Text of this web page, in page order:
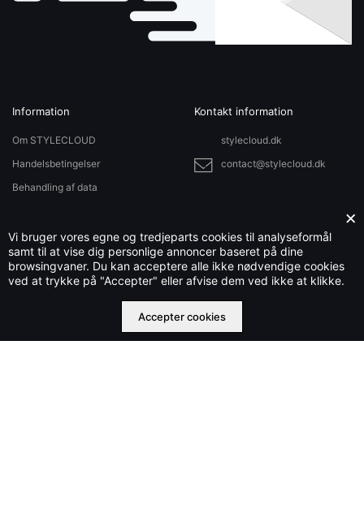
Stylecloud.dk ejes og drives af Che IT Group OÜ nr. 16569877
©2023 stylecloud.dk | All rights reserved
Information
Om STYLECLOUD
Handelsbetingelser
Behandling af data
Kontakt information
stylecloud.dk
contact@stylecloud.dk
×
Vi bruger vores egne og tredjeparts cookies til analyseformål
samt til at vise dig personlige annoncer baseret på dine
browsingvaner. Du kan acceptere alle ikke nødvendige cookies
ved at trykke på "Accepter" eller afvise dem ved ikke at klikke.
Accepter cookies